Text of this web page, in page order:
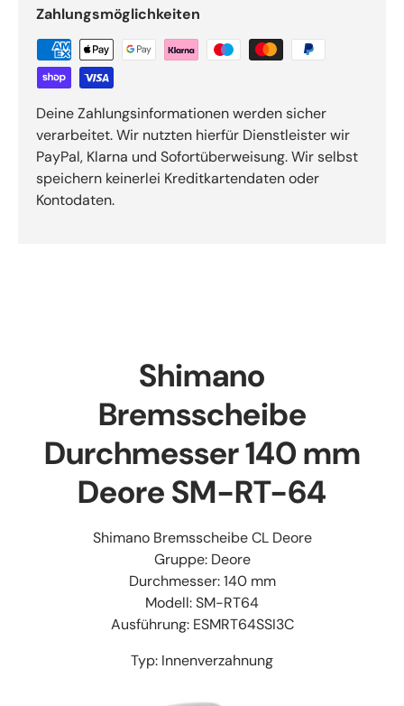
Zahlungsmöglichkeiten
Deine Zahlungsinformationen werden sicher
verarbeitet. Wir nutzten hierfür Dienstleister wir
PayPal, Klarna und Sofortüberweisung. Wir selbst
speichern keinerlei Kreditkartendaten oder
Kontodaten.
Shimano
Bremsscheibe
Durchmesser 140 mm
Deore SM-RT-64
Shimano Bremsscheibe CL Deore
Gruppe: Deore
Durchmesser: 140 mm
Modell: SM-RT64
Ausführung: ESMRT64SSI3C
Typ: Innenverzahnung